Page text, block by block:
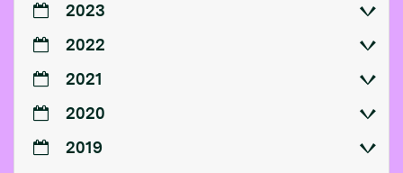
2023
2022
2021
2020
2019